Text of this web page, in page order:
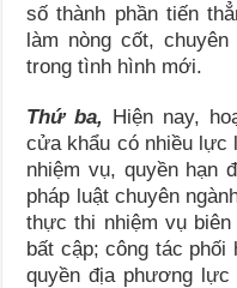
số thành phần tiến
làm nòng cốt,
trong tình hình mới.
Thứ ba, Hiện nay,
cửa khẩu có nhiều lực
nhiệm vụ, quyền hạn
pháp luật chuyên
thực thi nhiệm vụ
bất cập; công tác
quyền địa phương